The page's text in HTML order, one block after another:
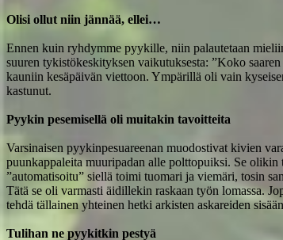
Olisi ollut niin jännää, ellei…
Ennen kuin ryhdymme pyykille, niin palautetaan
suuren tykistökeskityksen vaikutuksesta: ”Koko
kauniin kesäpäivän viettoon. Ympärillä oli vain
kastunut.
Pyykin pesemisellä oli muitakin tavoitteita
Varsinaisen pyykinpesuareenan muodostivat kivien
puunkappaleita muuripadan alle polttopuiksi. Se
”automatisoitu” siellä toimi tuomari ja viemäri, tosin
Tätä se oli varmasti äidillekin raskaan työn lomassa.
tehdä tällainen yhteinen hetki arkisten askareiden
Tulihan ne pyykitkin pestyä